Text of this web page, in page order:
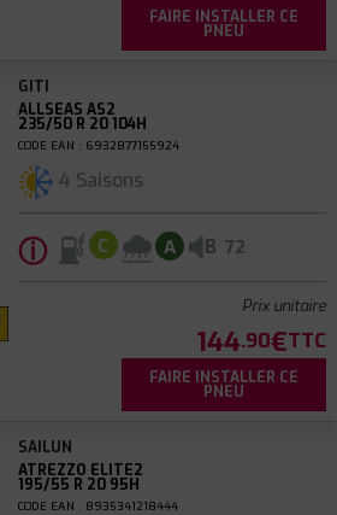
FAIRE INSTALLER CE
PNEU
GITI
ALLSEAS AS2
235/50 R 20 104H
CODE EAN : 6932877155924
4 Saisons
ⓘ C A B 72
Prix unitaire
144.90€TTC
FAIRE INSTALLER CE
PNEU
SAILUN
ATREZZO ELITE2
195/55 R 20 95H
CODE EAN : 8935341218444